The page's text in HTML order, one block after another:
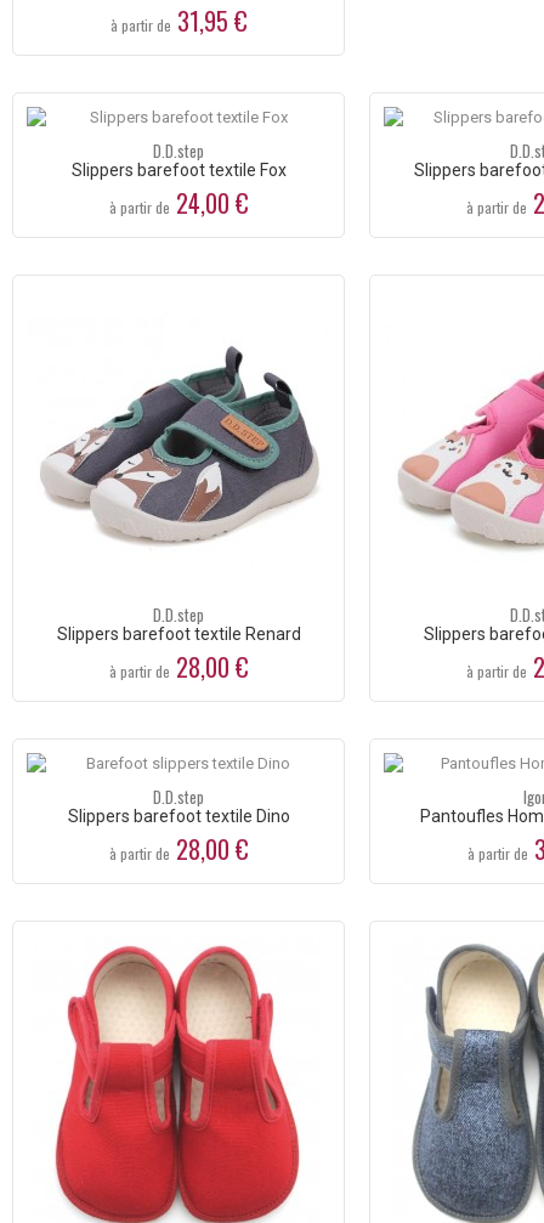
à partir de 31,95 €
D.D.step
Slippers barefoot textile Fox
à partir de 24,00 €
Slippers
à partir de
D.D.step
Slippers barefoot textile Renard
à partir de 28,00 €
Slippers
à partir de
D.D.step
Slippers barefoot textile Dino
à partir de 28,00 €
Pantoufles
à partir de